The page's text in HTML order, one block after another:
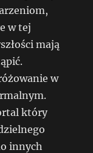
w tej
mają
w
który
innych